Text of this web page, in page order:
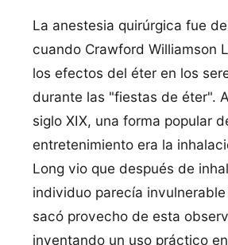
La anestesia quirúrgica fue
cuando Crawford Williamson
los efectos del éter en los
durante las "fiestas de éter".
siglo XIX, una forma popular
entretenimiento era la
Long vio que después de
individuo parecí­a
sacó provecho de esta
inventando un uso práctico